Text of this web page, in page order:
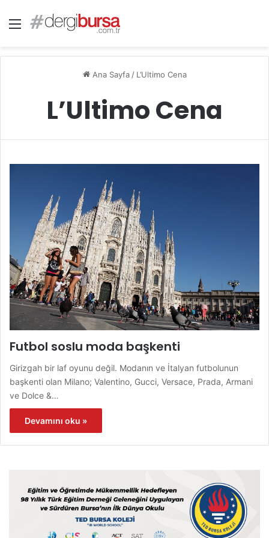
Menü
Ana Sayfa / L’Ultimo Cena
L’Ultimo Cena
Futbol soslu moda başkenti
Girizgah bir laf oyunu değil. Modanın ve İtalyan futbolunun
başkenti olan Milano; Valentino, Gucci, Versace, Prada, Armani
ve Dolce &…
Devamını oku »